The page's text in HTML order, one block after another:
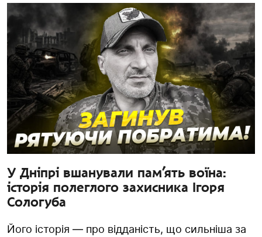
У Дніпрі вшанували пам’ять воїна:
історія полеглого захисника Ігоря
Сологуба
Його історія — про відданість, що сильніша за